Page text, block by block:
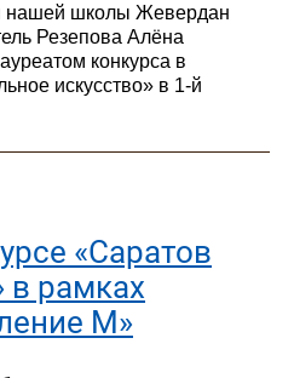
нашей школы Жевердан
Резепова Алёна
конкурса в
искусство» в 1-й
«Саратов
в рамках
М»